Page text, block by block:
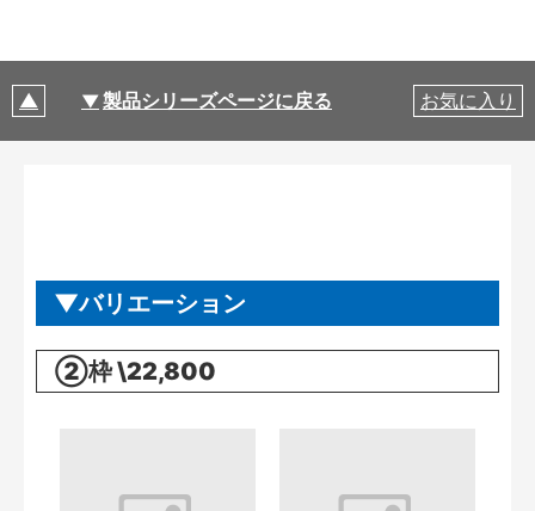
製品シリーズページに戻る お気に入り
バリエーション
②枠 \22,800